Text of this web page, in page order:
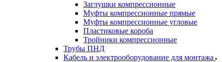
Заглушки компрессионные
Муфты компрессионные прямые
Муфты компрессионные угловые
Пластиковые короба
Тройники компрессионные
Трубы ПНД
Кабель и электрооборудование для монтажа